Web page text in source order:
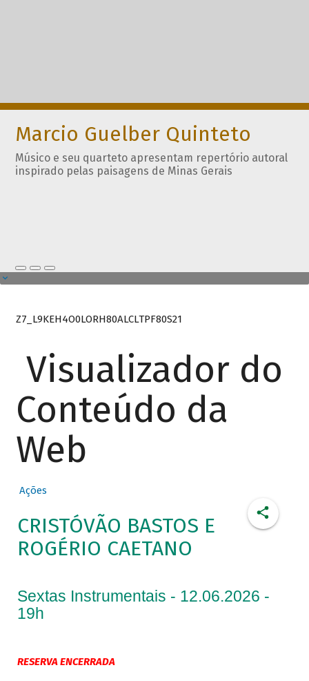
Marcio Guelber Quinteto
Músico e seu quarteto apresentam repertório autoral
inspirado pelas paisagens de Minas Gerais
Z7_L9KEH4O0LORH80ALCLTPF80S21
Visualizador do
Conteúdo da
Web
Ações
CRISTÓVÃO BASTOS E
ROGÉRIO CAETANO
Sextas Instrumentais - 12.06.2026 -
19h
RESERVA ENCERRADA